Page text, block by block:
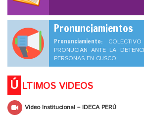
Pronunciamientos
Pronunciamiento:
PRONUCIAN ANTE LA
PERSONAS EN CUSCO
Ú LTIMOS VIDEOS
Video Institucional – IDECA PERÚ